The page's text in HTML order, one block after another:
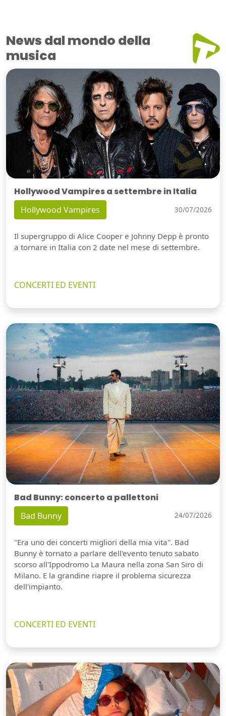
News dal mondo della
musica
Hollywood Vampires a settembre in Italia
Hollywood Vampires 30/07/2026
Il supergruppo di Alice Cooper e Johnny Depp è pronto
a tornare in Italia con 2 date nel mese di settembre.
CONCERTI ED EVENTI
Bad Bunny: concerto a pallettoni
Bad Bunny 24/07/2026
"Era uno dei concerti migliori della mia vita". Bad
Bunny è tornato a parlare dell'evento tenuto sabato
scorso all'Ippodromo La Maura nella zona San Siro di
Milano. E la grandine riapre il problema sicurezza
dell'impianto.
CONCERTI ED EVENTI